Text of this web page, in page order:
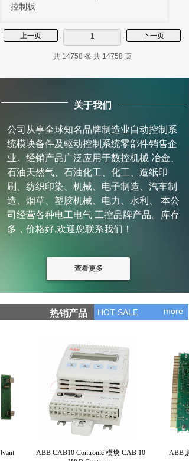
控制板
上一页 1 下一页
共 14758 条 共 14758 页
关于我们
公司从事全球知名品牌制造业自动控制系
统模块备件及驱动控制系统零部件销售企
业。经销产品广泛应用于数控机械 冶金、
石油天然气、石油化工、化工、造纸印
刷、纺织印染、机械、电子制造、汽车制
造、烟草、塑胶机械、电力、水利、 本公
司经营各种电工电气 工控品牌产品。库存
多，价格好,欢迎您联系我们！
查看更多
more
热销产品 HOT-SALE
ABB CAB10 Contronic 模块 CAB 10
ABB